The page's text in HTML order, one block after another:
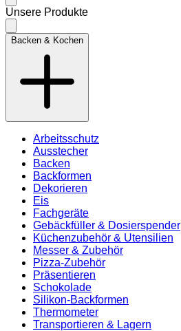
Unsere Produkte
Backen & Kochen
Arbeitsschutz
Ausstecher
Backen
Backformen
Dekorieren
Eis
Fachgeräte
Gebäckfüller & Dosierspender
Küchenzubehör & Utensilien
Messer & Zubehör
Pizza-Zubehör
Präsentieren
Schokolade
Silikon-Backformen
Thermometer
Transportieren & Lagern